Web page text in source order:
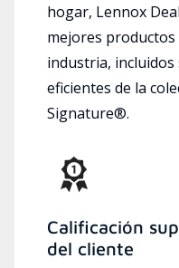
hogar, Lennox
mejores
industria,
eficientes de la
Signature®.
Calificación
del cliente